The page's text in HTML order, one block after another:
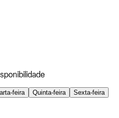
feira Quinta-feira
Sexta-feira